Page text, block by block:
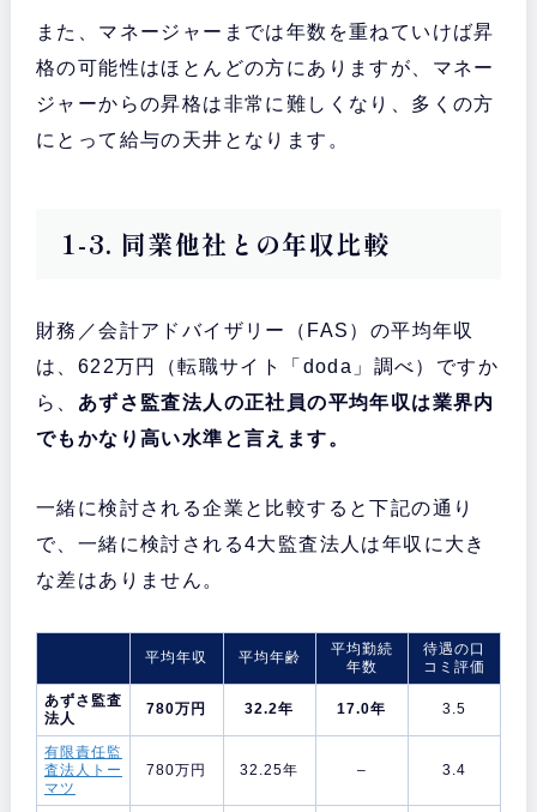
また、マネージャーまでは年数を重ねていけば昇
格の可能性はほとんどの方にありますが、マネー
ジャーからの昇格は非常に難しくなり、多くの方
にとって給与の天井となります。
1-3. 同業他社との年収比較
財務／会計アドバイザリー（FAS）の平均年収
は、622万円（転職サイト「doda」調べ）ですか
ら、 あずさ監査法人の正社員の平均年収は業界内
でもかなり高い水準と言えます。
一緒に検討される企業と比較すると下記の通り
で、一緒に検討される4大監査法人は年収に大き
な差はありません。
平均年収 平均年齢
平均勤続
年数
待遇の口
コミ評価
あずさ監査
法人
780万円 32.2年 17.0年 3.5
有限責任監
査法人トー
マツ
780万円 32.25年 – 3.4